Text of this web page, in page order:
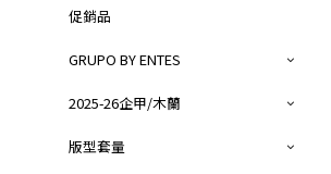
促銷品
GRUPO BY ENTES
2025-26企甲/木蘭
版型套量